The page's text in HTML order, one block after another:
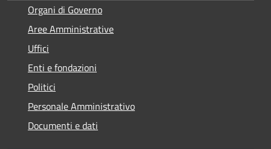
Organi di Governo
Aree Amministrative
Uffici
Enti e fondazioni
Politici
Personale Amministrativo
Documenti e dati